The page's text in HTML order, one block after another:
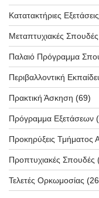
Κατατακτήριες Εξετάσεις
Μεταπτυχιακές Σπουδές
Παλαιό Πρόγραμμα
Περιβαλλοντική
Πρακτική Άσκηση (69)
Πρόγραμμα Εξετάσεων
Προκηρύξεις Τμήματος
Προπτυχιακές Σπουδές
Τελετές Ορκωμοσίας